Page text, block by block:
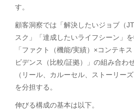
す。
顧客洞察では「解決したいジョブ（
スク」「達成したいライフシーン」
「ファクト（機能/実績）×コンテキ
ビデンス（比較/証拠）」の組み合わ
（リール、カルーセル、ストーリー
を分担する。
伸びる構成の基本は以下。